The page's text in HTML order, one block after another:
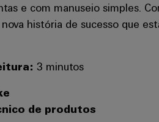
e com manuseio simples.
nova história de sucesso que
3 minutos
de produtos